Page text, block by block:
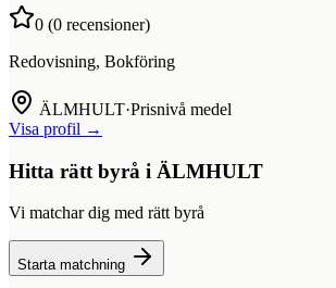
0 (0 recensioner)
Redovisning, Bokföring
ÄLMHULT·Prisnivå medel
Visa profil →
Hitta rätt byrå i ÄLMHULT
Vi matchar dig med rätt byrå
Starta matchning